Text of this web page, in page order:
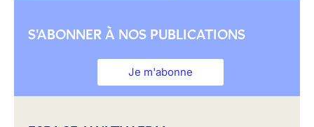
S'ABONNER À NOS PUBLICATIONS
Je m'abonne